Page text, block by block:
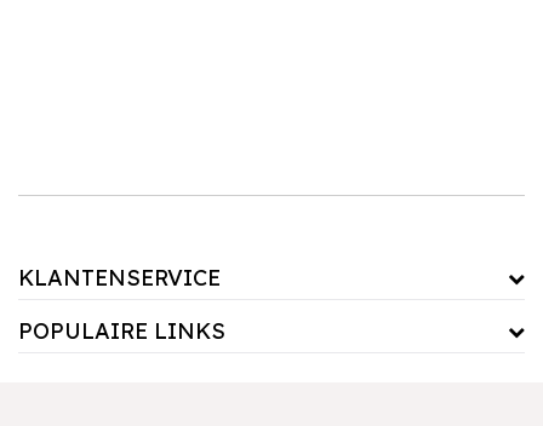
KLANTENSERVICE
POPULAIRE LINKS